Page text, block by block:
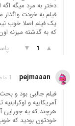
دختر به مرد میگه
فیلم به خودت
یک فیلم اصلا خوب
که به گذشته میزنه
▲
1
▼
pejmaaan 1 ماه قبل
فیلم جالبی بود و
آمریکاییه و
هرچند که یه جورایی
خودتون بودید که